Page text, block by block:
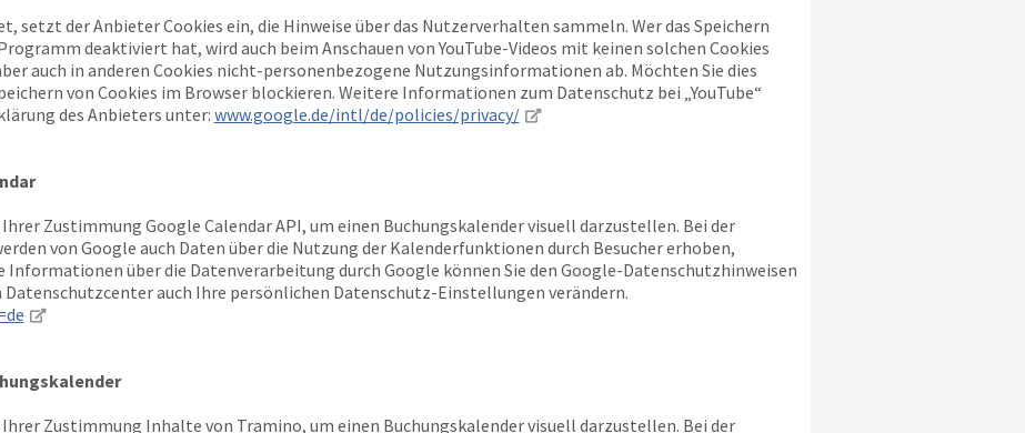
setzt der Anbieter Cookies ein, die Hinweise über das Nutzerverhalten sammeln. Wer das Speichern
deaktiviert hat, wird auch beim Anschauen von YouTube-Videos mit keinen solchen Cookies
auch in anderen Cookies nicht-personenbezogene Nutzungsinformationen ab. Möchten Sie dies
von Cookies im Browser blockieren. Weitere Informationen zum Datenschutz bei „YouTube“
des Anbieters unter: www.google.de/intl/de/policies/privacy/
Zustimmung Google Calendar API, um einen Buchungskalender visuell darzustellen. Bei der
von Google auch Daten über die Nutzung der Kalenderfunktionen durch Besucher erhoben,
über die Datenverarbeitung durch Google können Sie den Google-Datenschutzhinweisen
auch Ihre persönlichen Datenschutz-Einstellungen verändern.
Ihrer Zustimmung Inhalte von Tramino, um einen Buchungskalender visuell darzustellen. Bei der